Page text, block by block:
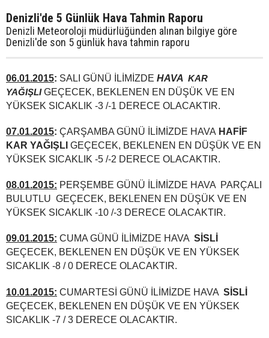
Denizli'de 5 Günlük Hava Tahmin Raporu
Denizli Meteoroloji müdürlüğünden alınan bilgiye göre
Denizli'de son 5 günlük hava tahmin raporu
06.01.2015: SALI GÜNÜ İLİMİZDE HAVA KAR
YAĞIŞLI GEÇECEK, BEKLENEN EN DÜŞÜK VE EN
YÜKSEK SICAKLIK -3 /-1 DERECE OLACAKTIR.
07.01.2015: ÇARŞAMBA GÜNÜ İLİMİZDE HAVA HAFİF
KAR YAĞIŞLI GEÇECEK, BEKLENEN EN DÜŞÜK VE EN
YÜKSEK SICAKLIK -5 /-2 DERECE OLACAKTIR.
08.01.2015: PERŞEMBE GÜNÜ İLİMİZDE HAVA PARÇALI
BULUTLU GEÇECEK, BEKLENEN EN DÜŞÜK VE EN
YÜKSEK SICAKLIK -10 /-3 DERECE OLACAKTIR.
09.01.2015: CUMA GÜNÜ İLİMİZDE HAVA SİSLİ
GEÇECEK, BEKLENEN EN DÜŞÜK VE EN YÜKSEK
SICAKLIK -8 / 0 DERECE OLACAKTIR.
10.01.2015: CUMARTESİ GÜNÜ İLİMİZDE HAVA SİSLİ
GEÇECEK, BEKLENEN EN DÜŞÜK VE EN YÜKSEK
SICAKLIK -7 / 3 DERECE OLACAKTIR.